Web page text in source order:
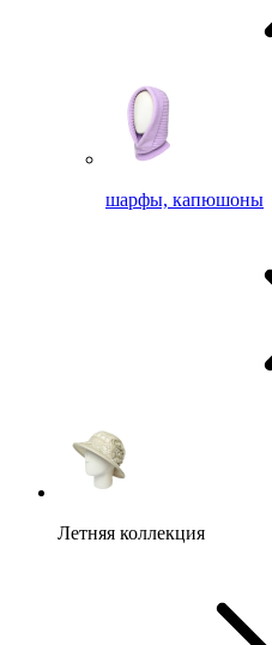
шарфы, капюшоны
Летняя коллекция